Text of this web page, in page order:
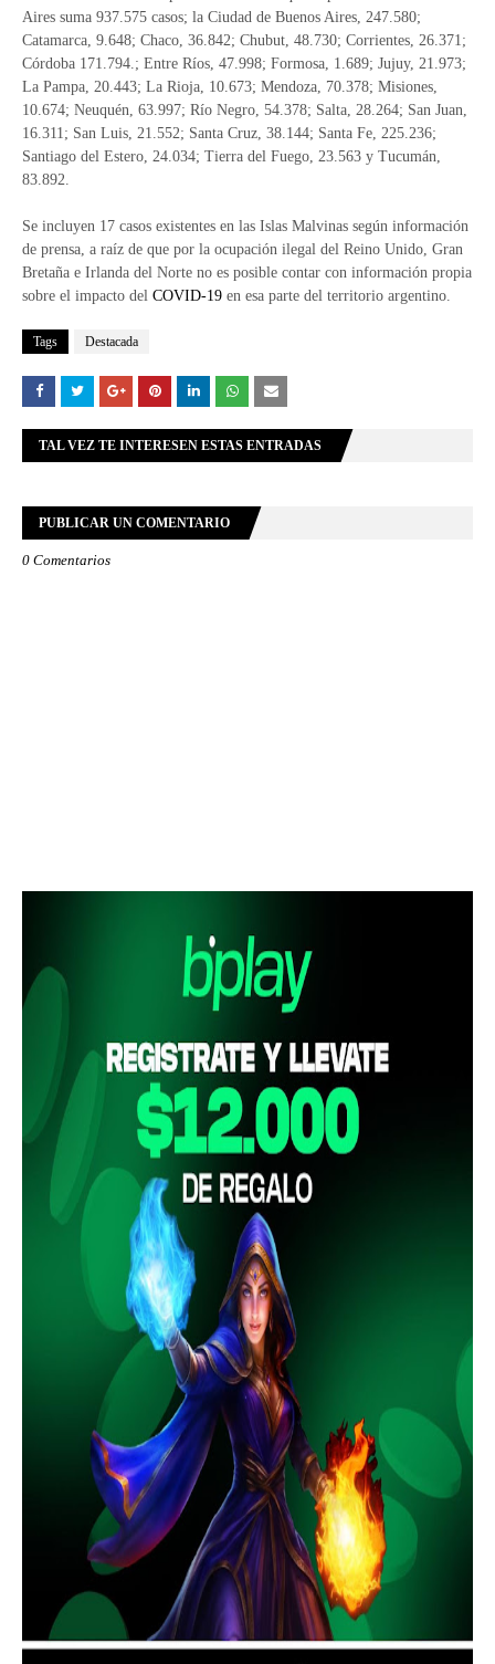
Aires suma 937.575 casos; la Ciudad de Buenos Aires, 247.580;
Catamarca, 9.648; Chaco, 36.842; Chubut, 48.730; Corrientes, 26.371;
Córdoba 171.794.; Entre Ríos, 47.998; Formosa, 1.689; Jujuy, 21.973;
La Pampa, 20.443; La Rioja, 10.673; Mendoza, 70.378; Misiones,
10.674; Neuquén, 63.997; Río Negro, 54.378; Salta, 28.264; San Juan,
16.311; San Luis, 21.552; Santa Cruz, 38.144; Santa Fe, 225.236;
Santiago del Estero, 24.034; Tierra del Fuego, 23.563 y Tucumán,
83.892.
Se incluyen 17 casos existentes en las Islas Malvinas según información
de prensa, a raíz de que por la ocupación ilegal del Reino Unido, Gran
Bretaña e Irlanda del Norte no es posible contar con información propia
sobre el impacto del COVID-19 en esa parte del territorio argentino.
Tags Destacada
TAL VEZ TE INTERESEN ESTAS ENTRADAS
PUBLICAR UN COMENTARIO
0 Comentarios